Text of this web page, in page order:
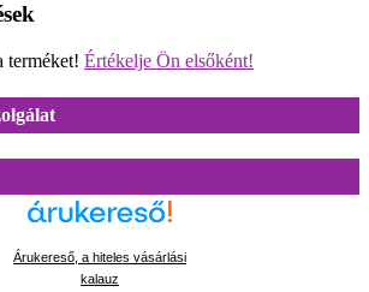
terméket! Értékelje Ön elsőként!
Árukereső, a hiteles vásárlási
kalauz